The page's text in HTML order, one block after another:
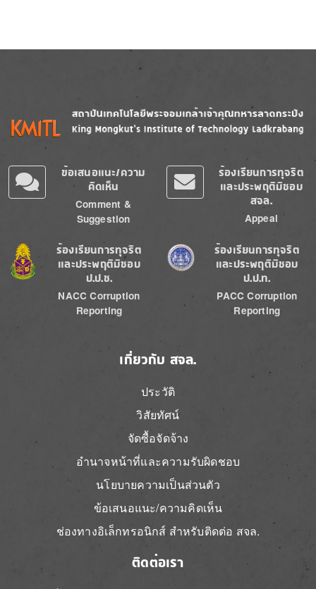
Image
ข้อเสนอแนะ/ความ
คิดเห็น
Comment &
Suggestion
ร้องเรียนการทุจริต
และประพฤติมิชอบ
สจล.
Appeal
Image
ร้องเรียนการทุจริต
และประพฤติมิชอบ
ป.ป.ช.
NACC Corruption
Reporting
Image
ร้องเรียนการทุจริต
และประพฤติมิชอบ
ป.ป.ท.
PACC Corruption
Reporting
เกี่ยวกับ สจล.
ประวัติ
วิสัยทัศน์
จัดซื้อจัดจ้าง
อำนาจหน้าที่และความรับผิดชอบ
นโยบายความเป็นส่วนตัว
ข้อเสนอแนะ/ความคิดเห็น
ช่องทางอิเล็กทรอนิกส์ สำหรับติดต่อ สจล.
ติดต่อเรา